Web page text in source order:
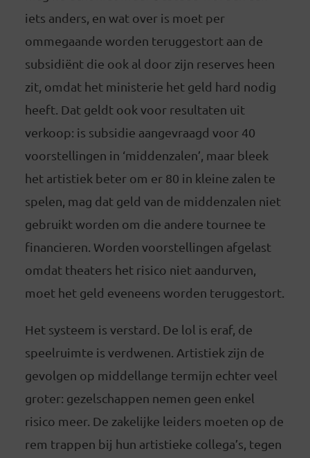
iets anders, en wat over is moet per
ommegaande worden teruggestort aan de
subsidiënt die ook al door zijn reserves heen
zit, omdat het ministerie het geld hard nodig
heeft. Dat geldt ook voor resultaten uit
verkoop: is subsidie aangevraagd voor 40
voorstellingen in ‘middenzalen’, maar bleek
het artistiek beter om er 80 in kleine zalen te
spelen, mag dat geld van de middenzalen niet
gebruikt worden om die andere tournee te
financieren. Worden voorstellingen afgelast
omdat theaters het risico niet aandurven,
moet het geld eveneens worden teruggestort.
Het systeem is verstard. De lol is eraf, de
speelruimte is verdwenen. Artistiek zijn de
gevolgen op middellange termijn echter veel
groter: gezelschappen nemen geen enkel
risico meer. De zakelijke leiders moeten op de
rem trappen bij hun artistieke collega’s, tegen